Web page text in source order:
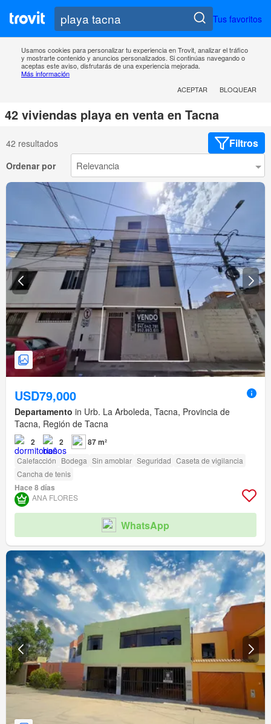
Tus favoritos
Usamos cookies para personalizar tu experiencia en Trovit, analizar el tráfico
y mostrarte contenido y anuncios personalizados. Si continúas navegando o
aceptas este aviso, disfrutarás de una experiencia mejorada.
Más información
ACEPTAR
BLOQUEAR
42 viviendas playa en venta en Tacna
42 resultados Filtros
Ordenar por
USD79,000
Departamento in Urb. La Arboleda, Tacna, Provincia de
Tacna, Región de Tacna
2 2 87 m²
Calefacción Bodega Sin amoblar Seguridad Caseta de vigilancia
Cancha de tenis
Hace 8 días
ANA FLORES
WhatsApp